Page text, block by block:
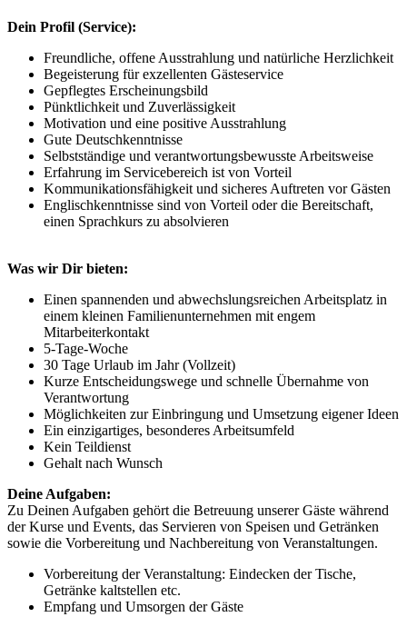
Dein Profil (Service):
Freundliche, offene Ausstrahlung und natürliche Herzlichkeit
Begeisterung für exzellenten Gästeservice
Gepflegtes Erscheinungsbild
Pünktlichkeit und Zuverlässigkeit
Motivation und eine positive Ausstrahlung
Gute Deutschkenntnisse
Selbstständige und verantwortungsbewusste Arbeitsweise
Erfahrung im Servicebereich ist von Vorteil
Kommunikationsfähigkeit und sicheres Auftreten vor Gästen
Englischkenntnisse sind von Vorteil oder die Bereitschaft,
einen Sprachkurs zu absolvieren
Was wir Dir bieten:
Einen spannenden und abwechslungsreichen Arbeitsplatz in
einem kleinen Familienunternehmen mit engem
Mitarbeiterkontakt
5-Tage-Woche
30 Tage Urlaub im Jahr (Vollzeit)
Kurze Entscheidungswege und schnelle Übernahme von
Verantwortung
Möglichkeiten zur Einbringung und Umsetzung eigener Ideen
Ein einzigartiges, besonderes Arbeitsumfeld
Kein Teildienst
Gehalt nach Wunsch
Deine Aufgaben:
Zu Deinen Aufgaben gehört die Betreuung unserer Gäste während
der Kurse und Events, das Servieren von Speisen und Getränken
sowie die Vorbereitung und Nachbereitung von Veranstaltungen.
Vorbereitung der Veranstaltung: Eindecken der Tische,
Getränke kaltstellen etc.
Empfang und Umsorgen der Gäste